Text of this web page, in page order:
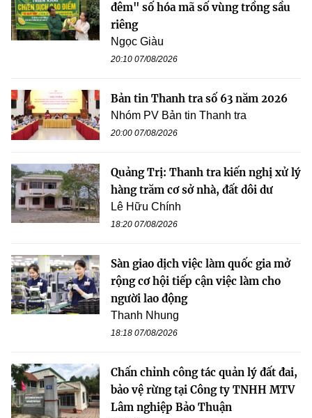
đêm" số hóa mã số vùng trồng sầu
riêng
Ngọc Giàu
20:10 07/08/2026
Bản tin Thanh tra số 63 năm 2026
Nhóm PV Bản tin Thanh tra
20:00 07/08/2026
Quảng Trị: Thanh tra kiến nghị xử lý
hàng trăm cơ sở nhà, đất dôi dư
Lê Hữu Chính
18:20 07/08/2026
Sàn giao dịch việc làm quốc gia mở
rộng cơ hội tiếp cận việc làm cho
người lao động
Thanh Nhung
18:18 07/08/2026
Chấn chỉnh công tác quản lý đất đai,
bảo vệ rừng tại Công ty TNHH MTV
Lâm nghiệp Bảo Thuận